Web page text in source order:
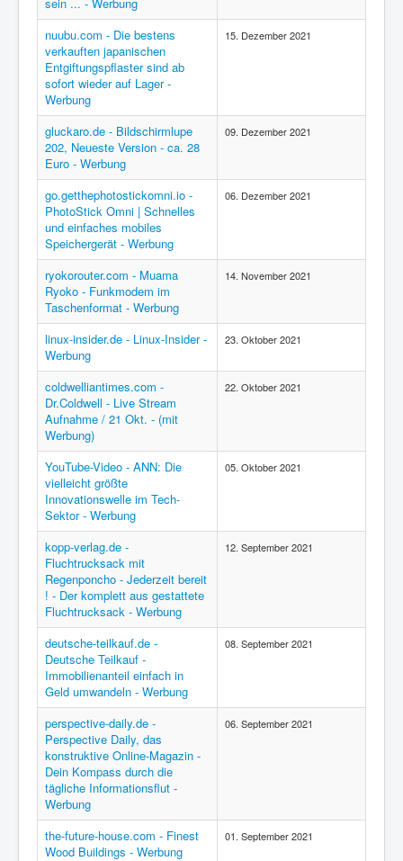
nuubu.com - Die bestens
verkauften japanischen
Entgiftungspflaster sind ab
sofort wieder auf Lager -
Werbung
15. Dezember 2021
gluckaro.de - Bildschirmlupe
202, Neueste Version - ca. 28
Euro - Werbung
09. Dezember 2021
go.getthephotostickomni.io -
PhotoStick Omni | Schnelles
und einfaches mobiles
Speichergerät - Werbung
06. Dezember 2021
ryokorouter.com - Muama
Ryoko - Funkmodem im
Taschenformat - Werbung
14. November 2021
linux-insider.de - Linux-Insider -
Werbung
23. Oktober 2021
coldwelliantimes.com -
Dr.Coldwell - Live Stream
Aufnahme / 21 Okt. - (mit
Werbung)
22. Oktober 2021
YouTube-Video - ANN: Die
vielleicht größte
Innovationswelle im Tech-
Sektor - Werbung
05. Oktober 2021
kopp-verlag.de -
Fluchtrucksack mit
Regenponcho - Jederzeit bereit
! - Der komplett aus gestattete
Fluchtrucksack - Werbung
12. September 2021
deutsche-teilkauf.de -
Deutsche Teilkauf -
Immobilienanteil einfach in
Geld umwandeln - Werbung
08. September 2021
perspective-daily.de -
Perspective Daily, das
konstruktive Online-Magazin -
Dein Kompass durch die
tägliche Informationsflut -
Werbung
06. September 2021
the-future-house.com - Finest
Wood Buildings - Werbung
01. September 2021